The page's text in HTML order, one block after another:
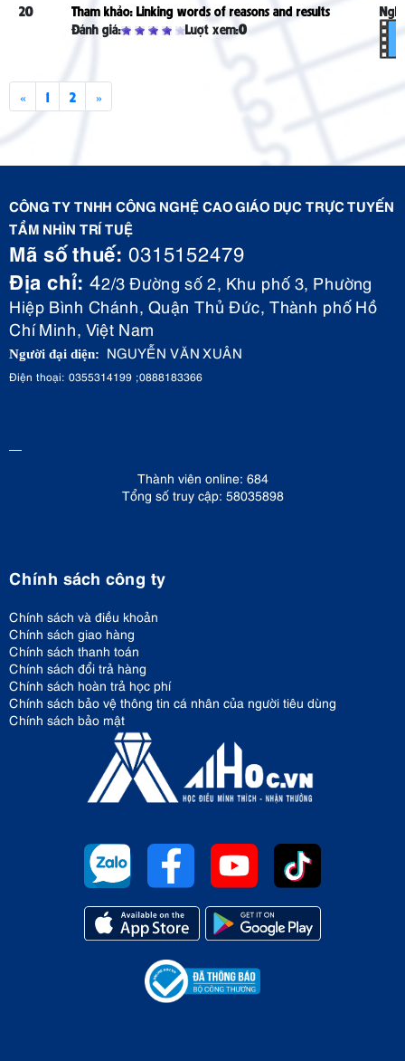
20
Tham khảo: Linking words of reasons and results
Đánh giá:
Lượt xem:0
« 1 2 »
CÔNG TY TNHH CÔNG NGHỆ CAO GIÁO DỤC TRỰC TUYẾN
TẦM NHÌN TRÍ TUỆ
Mã số thuế: 0315152479
Địa chỉ: 42/3 Đường số 2, Khu phố 3, Phường
Hiệp Bình Chánh, Quận Thủ Đức, Thành phố Hồ
Chí Minh, Việt Nam
Người đại diện: NGUYỄN VĂN XUÂN
Điện thoại: 0355314199 ;0888183366
Thành viên online: 684
Tổng số truy cập: 58035898
Chính sách công ty
Chính sách và điều khoản
Chính sách giao hàng
Chính sách thanh toán
Chính sách đổi trả hàng
Chính sách hoàn trả học phí
Chính sách bảo vệ thông tin cá nhân của người tiêu dùng
Chính sách bảo mật